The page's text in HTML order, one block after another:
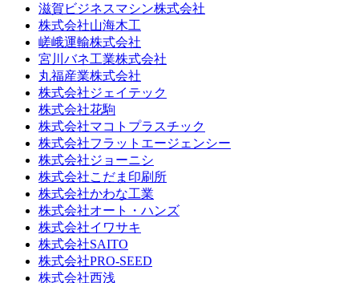
滋賀ビジネスマシン株式会社
株式会社山海木工
嵯峨運輸株式会社
宮川バネ工業株式会社
丸福産業株式会社
株式会社ジェイテック
株式会社花駒
株式会社マコトプラスチック
株式会社フラットエージェンシー
株式会社ジョーニシ
株式会社こだま印刷所
株式会社かわな工業
株式会社オート・ハンズ
株式会社イワサキ
株式会社SAITO
株式会社PRO-SEED
株式会社西浅